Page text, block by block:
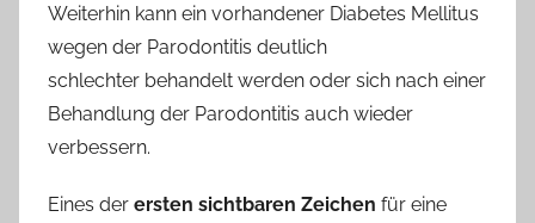
Weiterhin kann ein vorhandener Diabetes Mellitus
wegen der Parodontitis deutlich
schlechter behandelt werden oder sich nach einer
Behandlung der Parodontitis auch wieder
verbessern.
Eines der ersten sichtbaren Zeichen für eine